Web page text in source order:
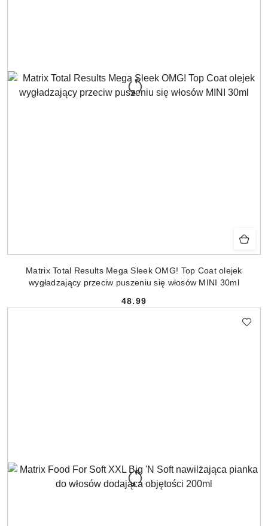
Matrix Total Results Mega Sleek OMG! Top Coat olejek
wygładzający przeciw puszeniu się włosów MINI 30ml
Cena:
48.99